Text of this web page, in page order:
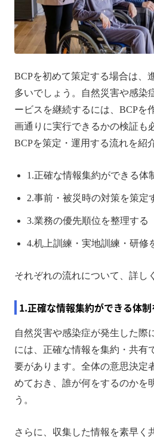
BCPを初めて策定する場合は、
多いでしょう。自然災害や感染
ービスを継続するには、BCPを
画通りに実行できるかの検証も
BCPを策定・運用する流れを紹
1.正確な情報集約ができる体
2.事前・被災時の対策を策定
3.業務の優先順位を整理する
4.机上訓練・実地訓練・研修
それぞれの流れについて、詳し
1.正確な情報集約ができる体
自然災害や感染症が発生した際
には、正確な情報を集約・共有
要があります。全体の意思決定
めておき、誰が何をするのかを
う。
さらに、収集した情報を素早く